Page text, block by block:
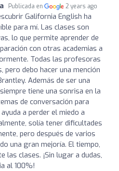
Publicada en 2 years ago
Galifornia English ha
para mí. Las clases son
lo que permite aprender de
con otras academias a
Todas las profesoras
pero debo hacer una mención
Además de ser una
tiene una sonrisa en la
de conversación para
a perder el miedo a
solía tener dificultades
pero después de varios
una gran mejoría. El tiempo,
las clases. ¡Sin lugar a dudas,
al 100%!